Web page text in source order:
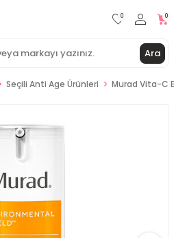
Ara
0 0
Seçili Anti Age Ürünleri Murad Vita-C